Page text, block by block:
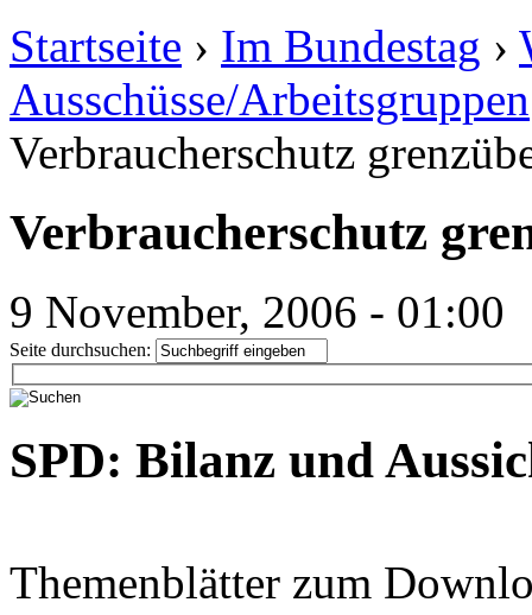
Startseite › Im Bundestag ›
Ausschüsse/Arbeitsgruppen
Verbraucherschutz
Verbraucherschutz
9 November, 2006 - 01:00
Seite durchsuchen:
SPD: Bilanz und
Themenblätter zum